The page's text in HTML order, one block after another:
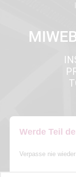
Werde Teil
Verpasse nie